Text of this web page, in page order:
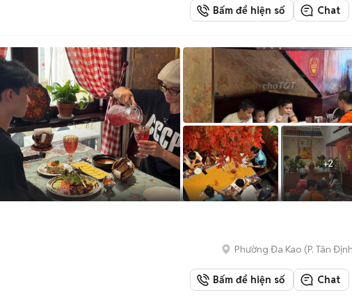
Bấm để hiện số Chat
+2
Phường Đa Kao (P. Tân
Bấm để hiện số Chat